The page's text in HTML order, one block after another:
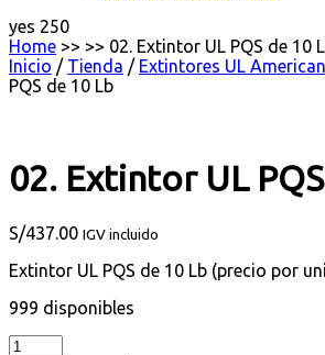
yes 250
Home >> >> 02. Extintor UL PQS de 10
Inicio / Tienda / Extintores UL
PQS de 10 Lb
02. Extintor UL
S/437.00 IGV incluido
Extintor UL PQS de 10 Lb (precio por
999 disponibles
02.